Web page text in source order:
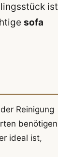
ist
sofa
Reinigung
benötigen
ideal ist,